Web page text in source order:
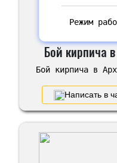
Режим
Бой кирпича
Бой кирпича в
Написать в